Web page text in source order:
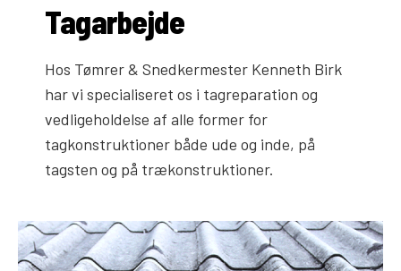
Tagarbejde
Hos Tømrer & Snedkermester Kenneth Birk
har vi specialiseret os i tagreparation og
vedligeholdelse af alle former for
tagkonstruktioner både ude og inde, på
tagsten og på trækonstruktioner.